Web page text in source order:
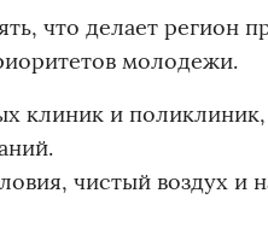
что делает регион
молодежи.
клиник и
чистый воздух и